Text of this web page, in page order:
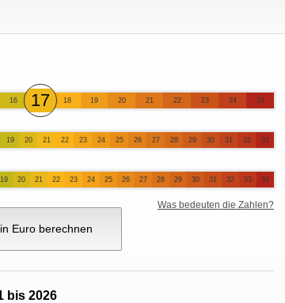
16 17 18 19 20 21 22 23 24 25
19 20 21 22 23 24 25 26 27 28 29 30 31 32 33
19 20 21 22 23 24 25 26 27 28 29 30 31 32 33 34
Euro berechnen
Was bedeuten die Zahlen?
bis 2026